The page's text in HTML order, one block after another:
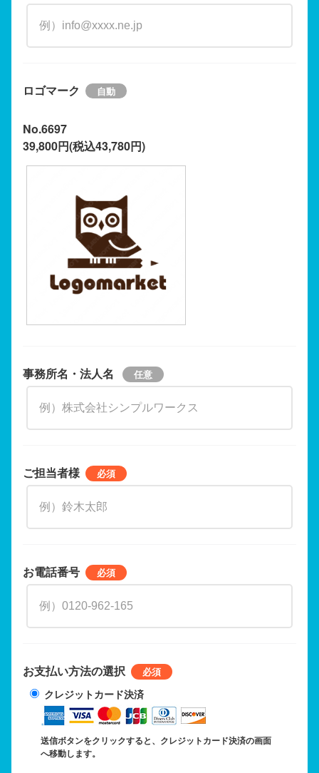
ロゴマーク
No.6697
39,800円(税込43,780円)
事務所名・法人名
ご担当者様
お電話番号
お支払い方法の選択
クレジットカード決済
送信ボタンをクリックすると、クレジットカード決済の画面
へ移動します。